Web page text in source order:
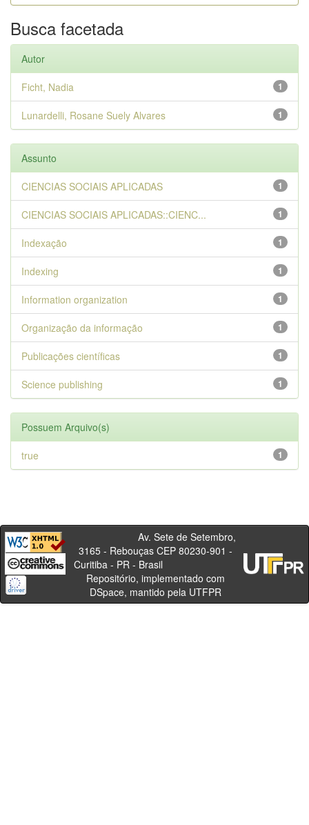
Busca facetada
Autor
1
Ficht, Nadia
1
Lunardelli, Rosane Suely Alvares
Assunto
1
CIENCIAS SOCIAIS APLICADAS
1
CIENCIAS SOCIAIS APLICADAS::CIENC...
1
Indexação
1
Indexing
1
Information organization
1
Organização da informação
1
Publicações científicas
1
Science publishing
Possuem Arquivo(s)
1
true
Av. Sete de Setembro,
3165 - Rebouças CEP 80230-901 -
Curitiba - PR - Brasil
Repositório, implementado com
DSpace, mantido pela UTFPR